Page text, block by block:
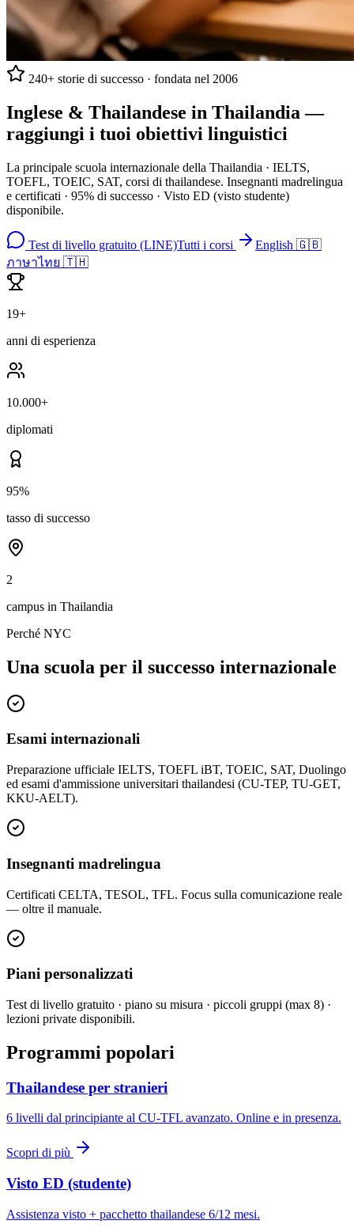
240+ storie di successo · fondata nel 2006
Inglese & Thailandese in Thailandia —
raggiungi i tuoi obiettivi linguistici
La principale scuola internazionale della Thailandia · IELTS,
TOEFL, TOEIC, SAT, corsi di thailandese. Insegnanti madrelingua
e certificati · 95% di successo · Visto ED (visto studente)
disponibile.
Test di livello gratuito (LINE)Tutti i corsi
English 🇬🇧
ภาษาไทย 🇹🇭
19+
anni di esperienza
10.000+
diplomati
95%
tasso di successo
2
campus in Thailandia
Perché NYC
Una scuola per il successo internazionale
Esami internazionali
Preparazione ufficiale IELTS, TOEFL iBT, TOEIC, SAT, Duolingo
ed esami d'ammissione universitari thailandesi (CU-TEP, TU-GET,
KKU-AELT).
Insegnanti madrelingua
Certificati CELTA, TESOL, TFL. Focus sulla comunicazione reale
— oltre il manuale.
Piani personalizzati
Test di livello gratuito · piano su misura · piccoli gruppi (max 8) ·
lezioni private disponibili.
Programmi popolari
Thailandese per stranieri
6 livelli dal principiante al CU-TFL avanzato. Online e in presenza.
Scopri di più
Visto ED (studente)
Assistenza visto + pacchetto thailandese 6/12 mesi.